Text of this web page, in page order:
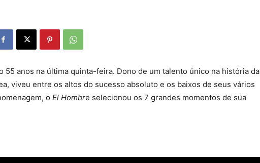
55 anos na última quinta-feira. Dono de um talento único na história da
viveu entre os altos do sucesso absoluto e os baixos de seus vários
o El Hombre selecionou os 7 grandes momentos de sua